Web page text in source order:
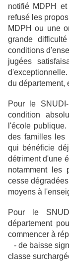
notifié MDPH
refusé les
MDPH ou une
grande
conditions
jugées
du département,
Pour le
condition
l'école
des familles les
qui bénéficie
détriment d'une
notamment les
cesse
moyens à
Pour le
département
commencer à
- de baisse
classe